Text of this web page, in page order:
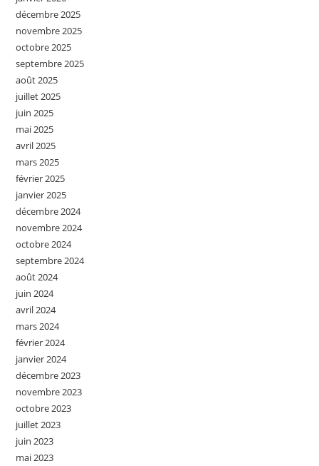
décembre 2025
novembre 2025
octobre 2025
septembre 2025
août 2025
juillet 2025
juin 2025
mai 2025
avril 2025
mars 2025
février 2025
janvier 2025
décembre 2024
novembre 2024
octobre 2024
septembre 2024
août 2024
juin 2024
avril 2024
mars 2024
février 2024
janvier 2024
décembre 2023
novembre 2023
octobre 2023
juillet 2023
juin 2023
mai 2023